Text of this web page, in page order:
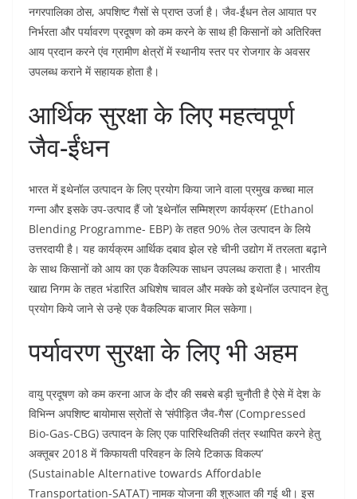
नगरपालिका ठोस, अपशिष्ट गैसों से प्राप्त उर्जा है। जैव-ईंधन तेल आयात पर
निर्भरता और पर्यावरण प्रदूषण को कम करने के साथ ही किसानों को अतिरिक्त
आय प्रदान करने एंव ग्रामीण क्षेत्रों में स्थानीय स्तर पर रोजगार के अवसर
उपलब्ध कराने में सहायक होता है।
आर्थिक सुरक्षा के लिए महत्वपूर्ण
जैव-ईंधन
भारत में इथेनॉल उत्पादन के लिए प्रयोग किया जाने वाला प्रमुख कच्चा माल
गन्ना और इसके उप-उत्पाद हैं जो ‘इथेनॉल सम्मिश्रण कार्यक्रम’ (Ethanol
Blending Programme- EBP) के तहत 90% तेल उत्पादन के लिये
उत्तरदायी है। यह कार्यक्रम आर्थिक दबाव झेल रहे चीनी उद्योग में तरलता बढ़ाने
के साथ किसानों को आय का एक वैकल्पिक साधन उपलब्ध कराता है। भारतीय
खाद्य निगम के तहत भंडारित अधिशेष चावल और मक्के को इथेनॉल उत्पादन हेतु
प्रयोग किये जाने से उन्हे एक वैकल्पिक बाजार मिल सकेगा।
पर्यावरण सुरक्षा के लिए भी अहम
वायु प्रदूषण को कम करना आज के दौर की सबसे बड़ी चुनौती है ऐसे में देश के
विभिन्न अपशिष्ट बायोमास स्रोतों से ‘संपीड़ित जैव-गैस’ (Compressed
Bio-Gas-CBG) उत्पादन के लिए एक पारिस्थितिकी तंत्र स्थापित करने हेतु
अक्तूबर 2018 में ‘किफायती परिवहन के लिये टिकाऊ विकल्प’
(Sustainable Alternative towards Affordable
Transportation-SATAT) नामक योजना की शुरुआत की गई थी। इस